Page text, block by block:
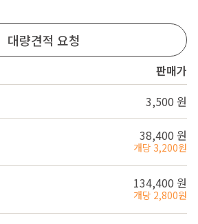
대량견적 요청
판매가
3,500 원
38,400 원
개당 3,200원
134,400 원
개당 2,800원